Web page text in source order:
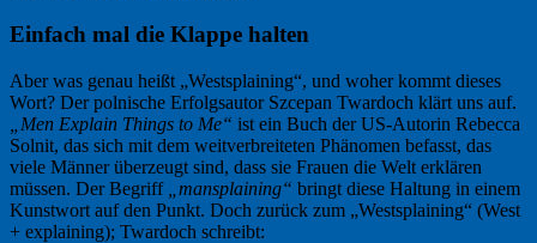
Einfach mal die Klappe halten
Aber was genau heißt „Westsplaining“, und woher kommt dieses
Wort? Der polnische Erfolgsautor Szcepan Twardoch klärt uns auf.
„Men Explain Things to Me“ ist ein Buch der US-Autorin Rebecca
Solnit, das sich mit dem weitverbreiteten Phänomen befasst, das
viele Männer überzeugt sind, dass sie Frauen die Welt erklären
müssen. Der Begriff
„mansplaining“ bringt diese Haltung in einem
Kunstwort auf den Punkt. Doch zurück zum „Westsplaining“ (West
+ explaining); Twardoch schreibt: